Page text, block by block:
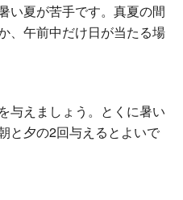
い夏が苦手です。真夏の間
、午前中だけ日が当たる場
与えましょう。とくに暑い
と夕の2回与えるとよいで